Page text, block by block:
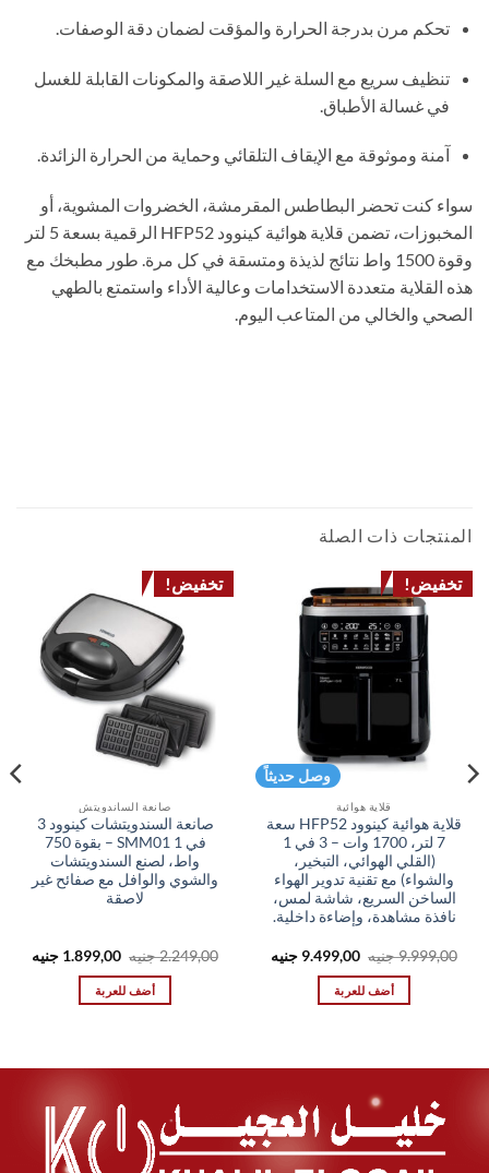
تحكم مرن بدرجة الحرارة والمؤقت لضمان دقة الوصفات.
تنظيف سريع مع السلة غير اللاصقة والمكونات القابلة للغسل
في غسالة الأطباق.
آمنة وموثوقة مع الإيقاف التلقائي وحماية من الحرارة الزائدة.
سواء كنت تحضر البطاطس المقرمشة، الخضروات المشوية، أو
المخبوزات، تضمن قلاية هوائية كينوود HFP52 الرقمية بسعة 5 لتر
وقوة 1500 واط نتائج لذيذة ومتسقة في كل مرة. طور مطبخك مع
هذه القلاية متعددة الاستخدامات وعالية الأداء واستمتع بالطهي
الصحي والخالي من المتاعب اليوم.
المنتجات ذات الصلة
وصل حديثاً
تخفيض!
قلاية هوائية
قلاية هوائية كينوود HFP52 سعة
7 لتر، 1700 وات – 3 في 1
(القلي الهوائي، التبخير،
والشواء) مع تقنية تدوير الهواء
الساخن السريع، شاشة لمس،
نافذة مشاهدة، وإضاءة داخلية.
9.999,00جنيه السعر
الأصلي
هو:
9.999,00 EGP.
9.499,00 جنيه
أضف للعربة
تخفيض!
صانعة الساندويتش
صانعة السندويتشات كينوود 3
في 1 SMM01 – بقوة 750
واط، لصنع السندويتشات
والشوي والوافل مع صفائح غير
لاصقة
2.249,00جنيه السعر
الأصلي
هو:
2.249,00 EGP.
1.899,00 جنيه
أضف للعربة